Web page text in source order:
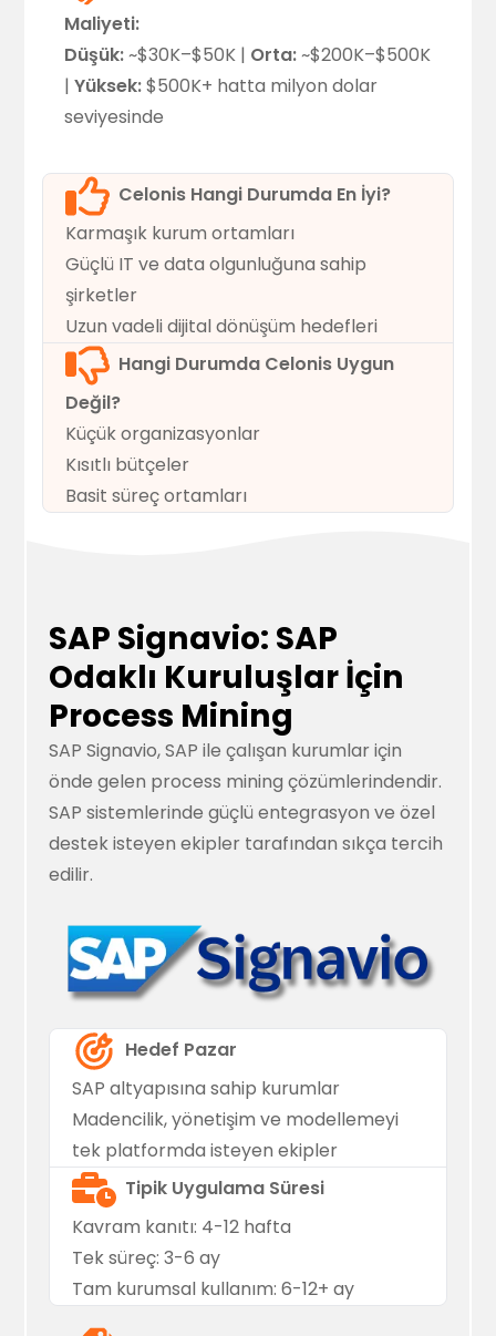
Maliyeti:
Düşük:~$30K–$50K | Orta:~$200K–$500K
|Yüksek:$500K+ hatta milyon dolar
seviyesinde
Celonis Hangi Durumda En İyi?
Karmaşık kurum ortamları
Güçlü IT ve data olgunluğuna sahip
şirketler
Uzun vadeli dijital dönüşüm hedefleri
Hangi Durumda Celonis Uygun
Değil?
Küçük organizasyonlar
Kısıtlı bütçeler
Basit süreç ortamları
SAP Signavio: SAP
Odaklı Kuruluşlar İçin
Process Mining
SAP Signavio, SAP ile çalışan kurumlar için
önde gelen process mining çözümlerindendir.
SAP sistemlerinde güçlü entegrasyon ve özel
destek isteyen ekipler tarafından sıkça tercih
edilir.
Hedef Pazar
SAP altyapısına sahip kurumlar
Madencilik, yönetişim ve modellemeyi
tek platformda isteyen ekipler
Tipik Uygulama Süresi
Kavram kanıtı: 4-12 hafta
Tek süreç: 3-6 ay
Tam kurumsal kullanım: 6-12+ ay